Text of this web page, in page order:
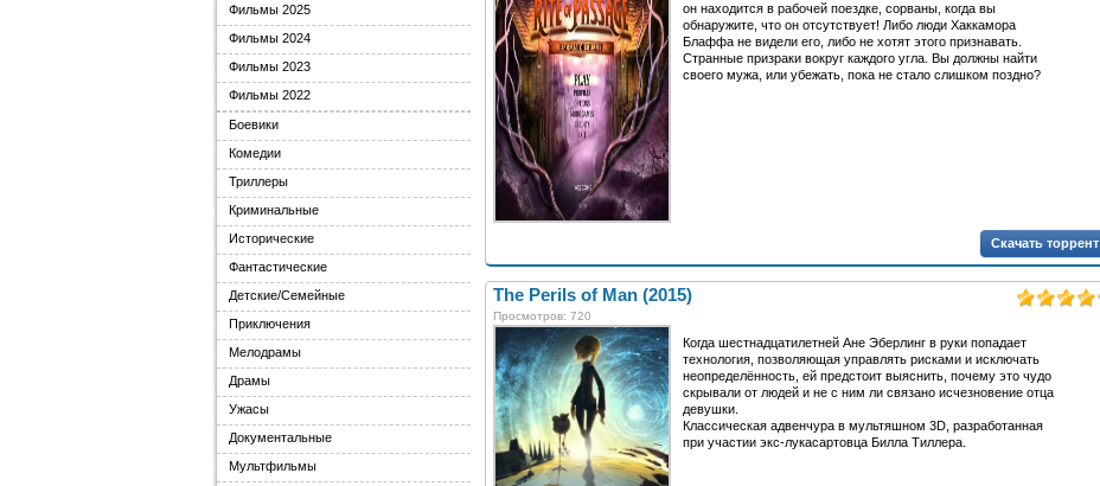
он находится в рабочей поездке, сорваны, когда вы
обнаружите, что он отсутствует! Либо люди Хаккамора
Блаффа не видели его, либо не хотят этого признавать.
Странные призраки вокруг каждого угла. Вы должны найти
своего мужа, или убежать, пока не стало слишком поздно?
Скачать торрент
The Perils of Man (2015)
Просмотров: 720
Когда шестнадцатилетней Ане Эберлинг в руки попадает
технология, позволяющая управлять рисками и исключать
неопределённость, ей предстоит выяснить, почему это чудо
скрывали от людей и не с ним ли связано исчезновение отца
девушки.
Классическая адвенчура в мультяшном 3D, разработанная
при участии экс-лукасартовца Билла Тиллера.
Фильмы 2025
Фильмы 2024
Фильмы 2023
Фильмы 2022
Боевики
Комедии
Триллеры
Криминальные
Исторические
Фантастические
Детские/Семейные
Приключения
Мелодрамы
Драмы
Ужасы
Документальные
Мультфильмы